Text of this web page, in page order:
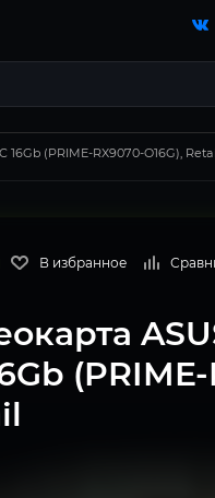
16Gb (PRIME-RX9070-O16G),
В избранное